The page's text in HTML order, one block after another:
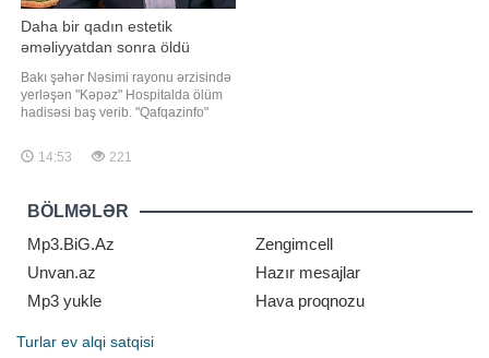
Daha bir qadın estetik
əməliyyatdan sonra öldü
Bakı şəhər Nəsimi rayonu ərzisində
yerləşən "Kəpəz" Hospitalda ölüm
hadisəsi baş verib. "Qafqazinfo"
olan Türkiyə əsilli Tulin Turp dünən
tibb müəssisəsində keçirdiyi plastik
Bildirilib ki, Tulin Turp klinikada
esteti
14:53 221
BÖLMƏLƏR
Mp3.BiG.Az
Zengimcell
Unvan.az
Hazır mesajlar
Mp3 yukle
Hava proqnozu
Turlar ev alqi satqisi